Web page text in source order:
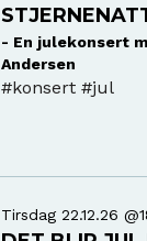
- En julekonsert
Andersen
#konsert #jul
Tirsdag 22.12.26